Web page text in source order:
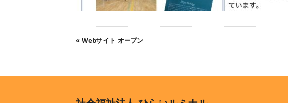
« Webサイト オープン